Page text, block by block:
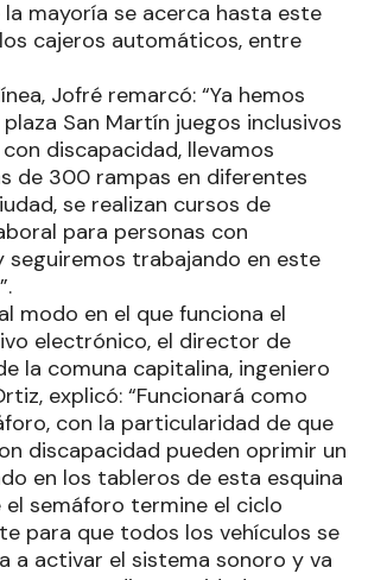
mayoría se acerca hasta este
cajeros automáticos, entre
Jofré remarcó: “Ya hemos
San Martín juegos inclusivos
discapacidad, llevamos
de 300 rampas en diferentes
se realizan cursos de
para personas con
seguiremos trabajando en este
modo en el que funciona el
electrónico, el director de
la comuna capitalina, ingeniero
explicó: “Funcionará como
con la particularidad de que
discapacidad pueden oprimir un
en los tableros de esta esquina
el semáforo termine el ciclo
para que todos los vehículos se
a activar el sistema sonoro y va